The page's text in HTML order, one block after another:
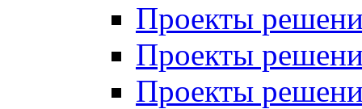
Проекты
Проекты
Проекты